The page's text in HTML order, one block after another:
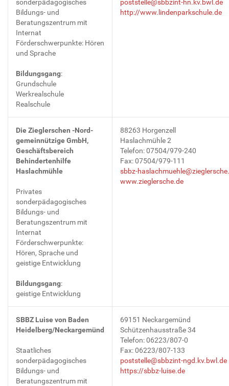
sonderpädagogisches
Bildungs- und
Beratungszentrum mit
Internat
Förderschwerpunkte: Hören
und Sprache
Bildungsgang:
Grundschule
Werkrealschule
Realschule
poststelle@sbbzint-hn.kv.bwl.de
http://www.lindenparkschule.de
Die Zieglerschen -Nord-
gemeinnützige GmbH,
Geschäftsbereich
Behindertenhilfe
Haslachmühle
Privates
sonderpädagogisches
Bildungs- und
Beratungszentrum mit
Internat
Förderschwerpunkte:
Hören, Sprache und
geistige Entwicklung
Bildungsgang:
geistige Entwicklung
88263 Horgenzell
Haslachmühle 2
Telefon: 07504/979-240
Fax: 07504/979-111
sbbz-
www.zieglersche.de
SBBZ Luise von Baden
Heidelberg/Neckargemünd
Staatliches
sonderpädagogisches
Bildungs- und
Beratungszentrum mit
69151 Neckargemünd
Schützenhausstraße 34
Telefon: 06223/807-0
Fax: 06223/807-133
poststelle@sbbzint-
https://sbbz-luise.de